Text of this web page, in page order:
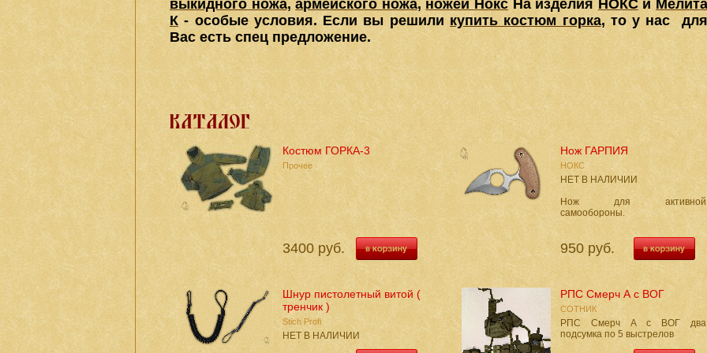
выкидного ножа,армейского ножа, ножей Нокс На изделия НОКСи
К - особые условия. Если вы решили купить костюм горка, то у нас
Вас есть спец предложение.
Костюм ГОРКА-3
Прочее
Нож ГАРПИЯ
НОКС
НЕТ В НАЛИЧИИ
Нож для активной
самообороны.
3400 руб. 950 руб.
Шнур пистолетный витой (
тренчик )
Stich Profi
НЕТ В НАЛИЧИИ
РПС Смерч А с ВОГ
СОТНИК
РПС Смерч А с ВОГ два
подсумка по 5 выстрелов